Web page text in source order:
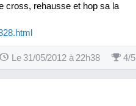
cross, rehausse et hop sa la
Le 31/05/2012 à 22h38 4/5